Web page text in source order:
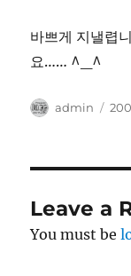
바쁘게 지낼렵
요…… ^_^
Author
admin
Leave a
You must be